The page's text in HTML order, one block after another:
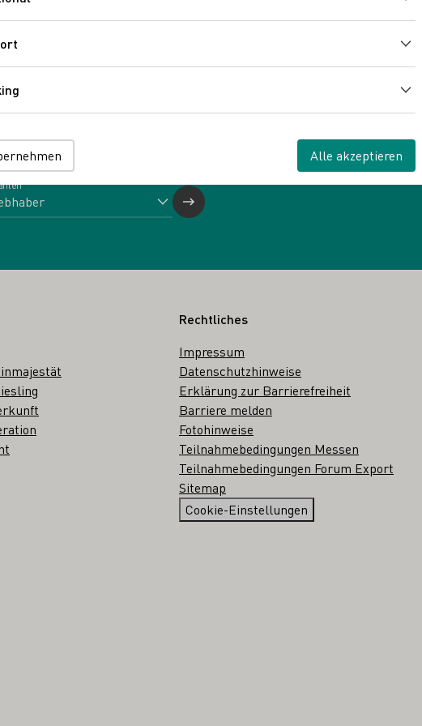
GbR
Dhron Konstantinstraße 3 Deutschland
Rechtliches
Impressum
Datenschutzhinweise
Erklärung zur Barrierefreiheit
Barriere melden
Fotohinweise
Teilnahmebedingungen Messen
Teilnahmebedingungen Forum Export
Sitemap
Cookie-Einstellungen
Funktional
Alle akzeptieren